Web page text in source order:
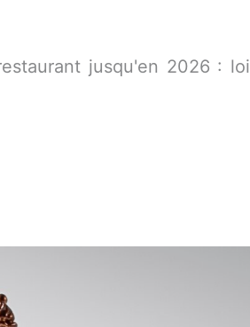
jusqu'en 2026 : loi